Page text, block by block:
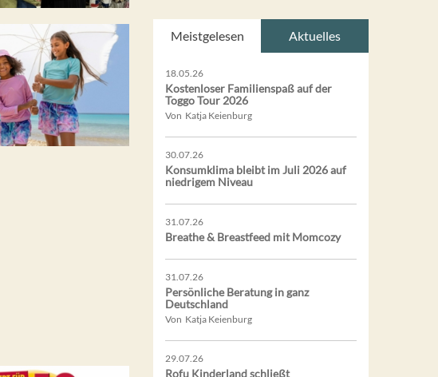
Meistgelesen Aktuelles
18.05.26
Kostenloser Familienspaß auf der
Toggo Tour 2026
Von Katja Keienburg
30.07.26
Konsumklima bleibt im Juli 2026 auf
niedrigem Niveau
31.07.26
Breathe & Breastfeed mit Momcozy
31.07.26
Persönliche Beratung in ganz
Deutschland
Von Katja Keienburg
29.07.26
Rofu Kinderland schließt